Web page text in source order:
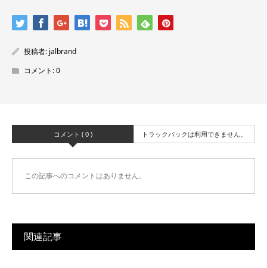
投稿者: jalbrand
コメント:0
コメント ( 0 ) トラックバックは利用できません。
この記事へのコメントはありません。
関連記事